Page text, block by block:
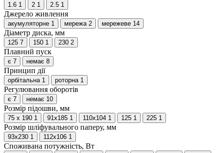
1.6 1 2 1 2.5 1
Джерело живлення
акумуляторне 1 мережа 2 мережеве 14
Діаметр диска, мм
125 7 150 1 230 2
Плавний пуск
є 7 немає 8
Принцип дії
орбітальна 1 роторна 1
Регулювання оборотів
є 7 немає 10
Розмір підошви, мм
75 х 190 1 91х185 1 110х104 1 125 1 225 1
Розмір шліфувального паперу, мм
93х230 1 112х106 1
Споживана потужність, Вт